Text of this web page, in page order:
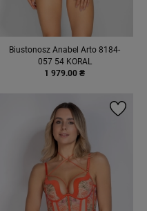
Biustonosz Anabel Arto 8184-
057 54 KORAL
1 979.00 ₴